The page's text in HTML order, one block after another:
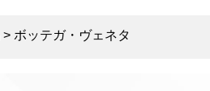
> ボッテガ・ヴェネタ